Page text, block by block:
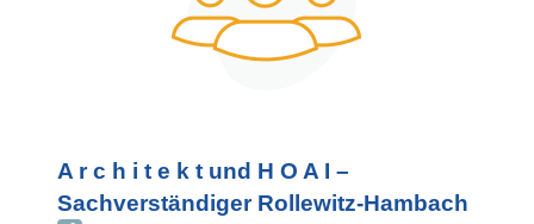
A r c h i t e k t und H O A I –
Sachverständiger Rollewitz-Hambach